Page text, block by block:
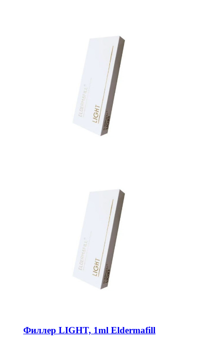
Филлер LIGHT, 1ml Eldermafill